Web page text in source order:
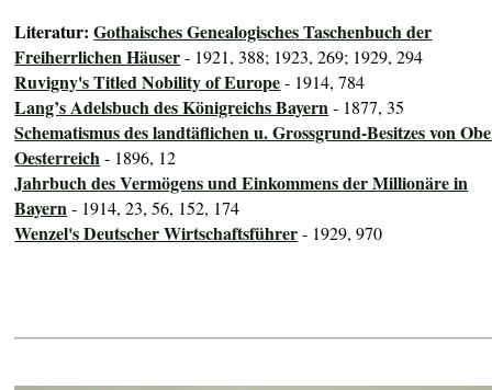
Literatur:Gothaisches Genealogisches Taschenbuch der
Freiherrlichen Häuser- 1921, 388; 1923, 269; 1929, 294
Ruvigny's Titled Nobility of Europe- 1914, 784
Lang’s Adelsbuch des Königreichs Bayern- 1877, 35
Schematismus des landtäflichen u. Grossgrund-Besitzes von
Oesterreich- 1896, 12
Jahrbuch des Vermögens und Einkommens der Millionäre in
Bayern- 1914, 23, 56, 152, 174
Wenzel's Deutscher Wirtschaftsführer- 1929, 970